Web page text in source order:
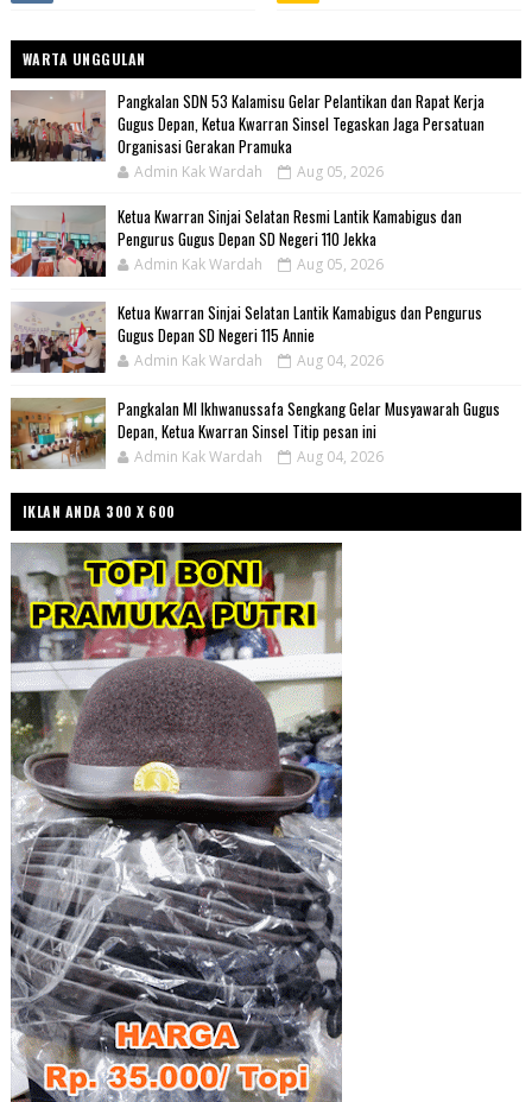
WARTA UNGGULAN
Pangkalan SDN 53 Kalamisu Gelar Pelantikan dan Rapat Kerja
Gugus Depan, Ketua Kwarran Sinsel Tegaskan Jaga Persatuan
Organisasi Gerakan Pramuka
Admin Kak Wardah Aug 05, 2026
Ketua Kwarran Sinjai Selatan Resmi Lantik Kamabigus dan
Pengurus Gugus Depan SD Negeri 110 Jekka
Admin Kak Wardah Aug 05, 2026
Ketua Kwarran Sinjai Selatan Lantik Kamabigus dan Pengurus
Gugus Depan SD Negeri 115 Annie
Admin Kak Wardah Aug 04, 2026
Pangkalan MI Ikhwanussafa Sengkang Gelar Musyawarah Gugus
Depan, Ketua Kwarran Sinsel Titip pesan ini
Admin Kak Wardah Aug 04, 2026
IKLAN ANDA 300 X 600